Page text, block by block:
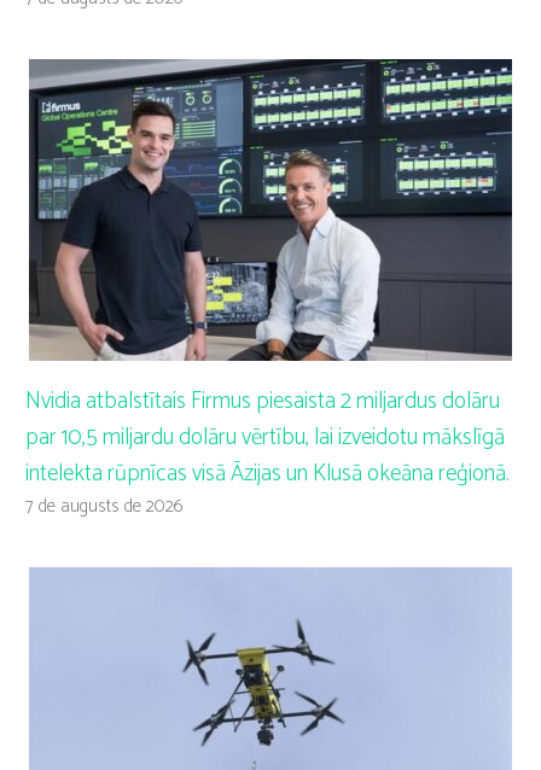
Nvidia atbalstītais Firmus piesaista 2 miljardus dolāru
par 10,5 miljardu dolāru vērtību, lai izveidotu mākslīgā
intelekta rūpnīcas visā Āzijas un Klusā okeāna reģionā.
7 de augusts de 2026